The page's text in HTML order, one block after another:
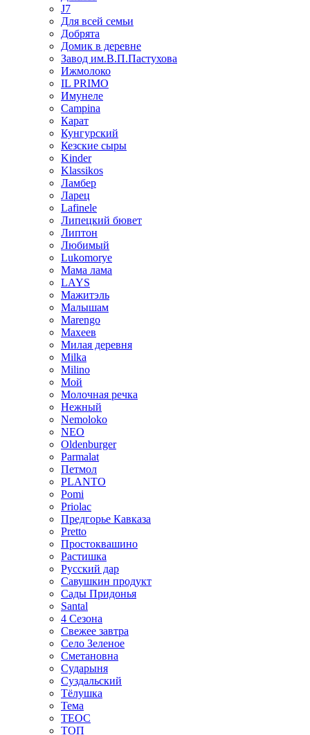
J7
Для всей семьи
Добрята
Домик в деревне
Завод им.В.П.Пастухова
Ижмолоко
IL PRIMO
Имунеле
Campina
Карат
Кунгурский
Кезские сыры
Kinder
Klassikos
Ламбер
Ларец
Lafinele
Липецкий бювет
Липтон
Любимый
Lukomorye
Мама лама
LAYS
Мажитэль
Малышам
Marengo
Махеев
Милая деревня
Milka
Milino
Мой
Молочная речка
Нежный
Nemoloko
NEO
Oldenburger
Parmalat
Петмол
PLANTO
Pomi
Priolac
Предгорье Кавказа
Pretto
Простоквашино
Растишка
Русский дар
Савушкин продукт
Сады Придонья
Santal
4 Сезона
Свежее завтра
Село Зеленое
Сметановна
Сударыня
Суздальский
Тёлушка
Тема
ТЕОС
ТОП